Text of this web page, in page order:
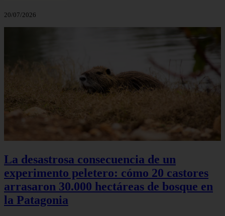
20/07/2026
La desastrosa consecuencia de un
experimento peletero: cómo 20 castores
arrasaron 30.000 hectáreas de bosque en
la Patagonia